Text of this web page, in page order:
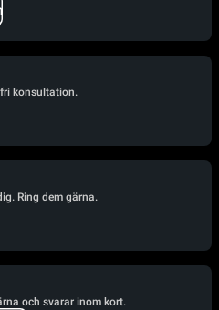
konsultation.
Ring dem gärna.
och svarar inom kort.